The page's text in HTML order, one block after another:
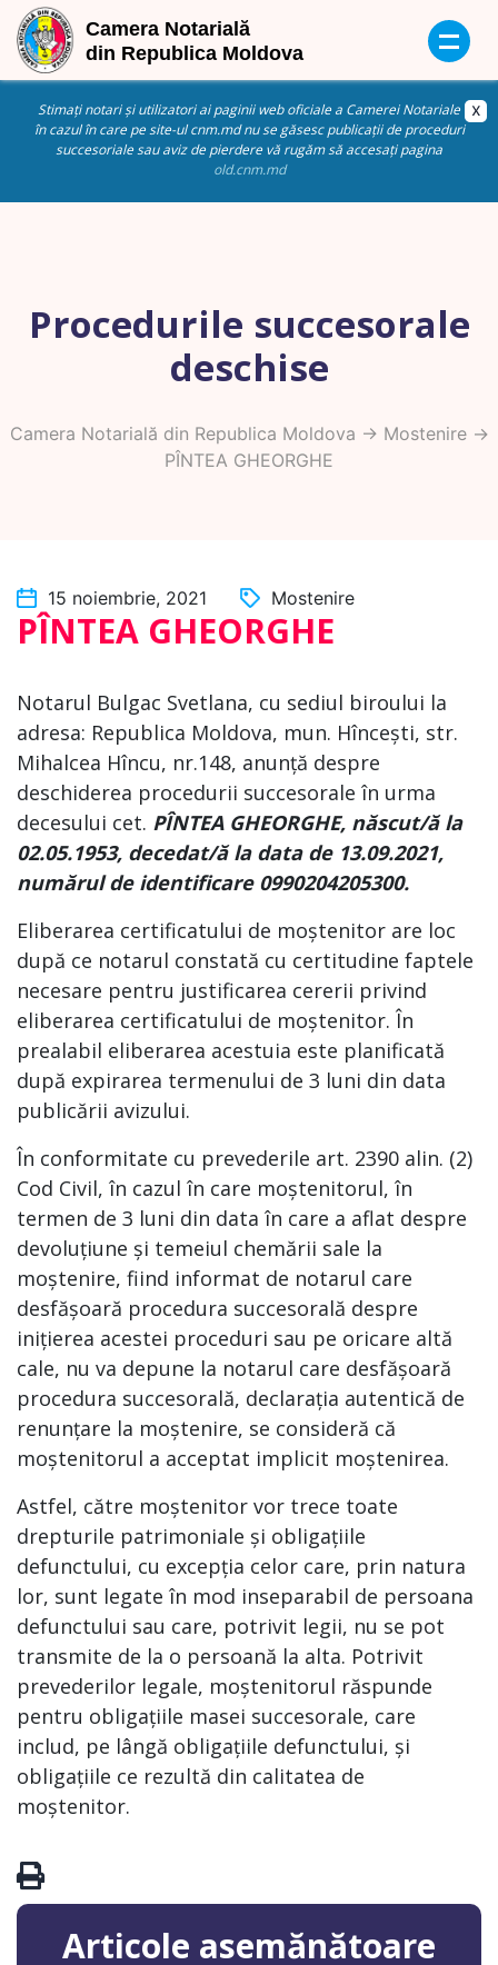
Stimați notari și utilizatori ai paginii web oficiale a Camerei Notariale
în cazul în care pe site-ul cnm.md nu se găsesc publicații de proceduri
succesoriale sau aviz de pierdere vă rugăm să accesați pagina
old.cnm.md
Procedurile succesorale
deschise
Camera Notarială din Republica Moldova -> Mostenire->
PÎNTEA GHEORGHE
15 noiembrie, 2021 Mostenire
PÎNTEA GHEORGHE
Notarul Bulgac Svetlana, cu sediul biroului la
adresa: Republica Moldova, mun. Hîncești, str.
Mihalcea Hîncu, nr.148, anunță despre
deschiderea procedurii succesorale în urma
decesului cet. PÎNTEA GHEORGHE, născut/ă la
02.05.1953, decedat/ă la data de 13.09.2021,
numărul de identificare 0990204205300.
Eliberarea certificatului de moștenitor are loc
după ce notarul constată cu certitudine faptele
necesare pentru justificarea cererii privind
eliberarea certificatului de moștenitor. În
prealabil eliberarea acestuia este planificată
după expirarea termenului de 3 luni din data
publicării avizului.
În conformitate cu prevederile art. 2390 alin. (2)
Cod Civil, în cazul în care moștenitorul, în
termen de 3 luni din data în care a aflat despre
devoluțiune și temeiul chemării sale la
moștenire, fiind informat de notarul care
desfășoară procedura succesorală despre
inițierea acestei proceduri sau pe oricare altă
cale, nu va depune la notarul care desfășoară
procedura succesorală, declarația autentică de
renunțare la moștenire, se consideră că
moștenitorul a acceptat implicit moștenirea.
Astfel, către moștenitor vor trece toate
drepturile patrimoniale și obligațiile
defunctului, cu excepția celor care, prin natura
lor, sunt legate în mod inseparabil de persoana
defunctului sau care, potrivit legii, nu se pot
transmite de la o persoană la alta. Potrivit
prevederilor legale, moștenitorul răspunde
pentru obligațiile masei succesorale, care
includ, pe lângă obligațiile defunctului, și
obligațiile ce rezultă din calitatea de
moștenitor.
Articole asemănătoare